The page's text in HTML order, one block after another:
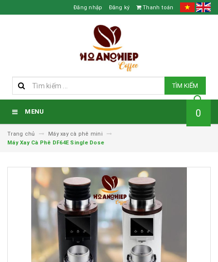
Đăng nhập Đăng ký Thanh toán
TÌM KIẾM
MENU 0
Trang chủ
Máy xay cà phê mini
Máy Xay Cà Phê DF64E Single Dose